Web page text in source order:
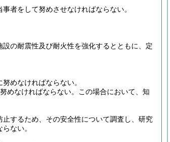
者をして努めさせなければならない。
の耐震性及び耐火性を強化するとともに、定
めなければならない。
めなければならない。
この場合において、知
するため、その安全性について調査し、研究
ない。